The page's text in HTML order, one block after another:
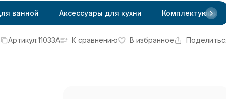
ванной Аксессуары для кухни Комплектующие
Артикул:11033A К сравнению В избранное